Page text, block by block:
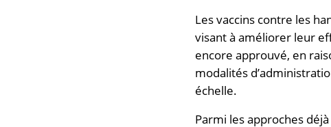
Les vaccins contre les
visant à améliorer leur
encore approuvé, en
modalités
échelle.
Parmi les approches